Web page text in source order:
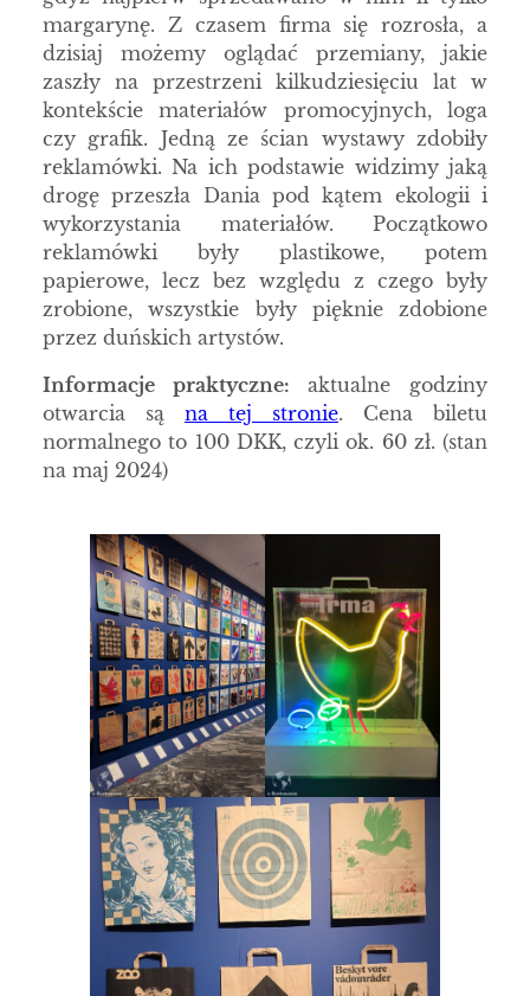
margarynę. Z czasem firma się rozrosła, a
dzisiaj możemy oglądać przemiany, jakie
zaszły na przestrzeni kilkudziesięciu lat w
kontekście materiałów promocyjnych, loga
czy grafik. Jedną ze ścian wystawy zdobiły
reklamówki. Na ich podstawie widzimy jaką
drogę przeszła Dania pod kątem ekologii i
wykorzystania materiałów. Początkowo
reklamówki były plastikowe, potem
papierowe, lecz bez względu z czego były
zrobione, wszystkie były pięknie zdobione
przez duńskich artystów.
Informacje praktyczne: aktualne godziny
otwarcia są na tej stronie. Cena biletu
normalnego to 100 DKK, czyli ok. 60 zł. (stan
na maj 2024)